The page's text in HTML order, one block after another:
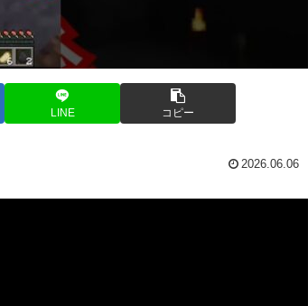
LINE コピー
2026.06.06